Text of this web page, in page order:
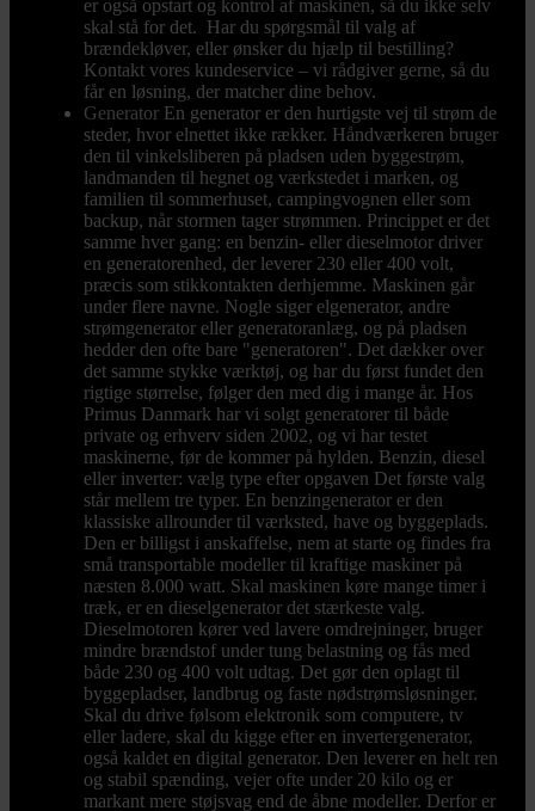
er også opstart og kontrol af maskinen, så du ikke selv
skal stå for det. Har du spørgsmål til valg af
brændekløver, eller ønsker du hjælp til bestilling?
Kontakt vores kundeservice – vi rådgiver gerne, så du
får en løsning, der matcher dine behov.
Generator En generator er den hurtigste vej til strøm de
steder, hvor elnettet ikke rækker. Håndværkeren bruger
den til vinkelsliberen på pladsen uden byggestrøm,
landmanden til hegnet og værkstedet i marken, og
familien til sommerhuset, campingvognen eller som
backup, når stormen tager strømmen. Princippet er det
samme hver gang: en benzin- eller dieselmotor driver
en generatorenhed, der leverer 230 eller 400 volt,
præcis som stikkontakten derhjemme. Maskinen går
under flere navne. Nogle siger elgenerator, andre
strømgenerator eller generatoranlæg, og på pladsen
hedder den ofte bare "generatoren". Det dækker over
det samme stykke værktøj, og har du først fundet den
rigtige størrelse, følger den med dig i mange år. Hos
Primus Danmark har vi solgt generatorer til både
private og erhverv siden 2002, og vi har testet
maskinerne, før de kommer på hylden. Benzin, diesel
eller inverter: vælg type efter opgaven Det første valg
står mellem tre typer. En benzingenerator er den
klassiske allrounder til værksted, have og byggeplads.
Den er billigst i anskaffelse, nem at starte og findes fra
små transportable modeller til kraftige maskiner på
næsten 8.000 watt. Skal maskinen køre mange timer i
træk, er en dieselgenerator det stærkeste valg.
Dieselmotoren kører ved lavere omdrejninger, bruger
mindre brændstof under tung belastning og fås med
både 230 og 400 volt udtag. Det gør den oplagt til
byggepladser, landbrug og faste nødstrømsløsninger.
Skal du drive følsom elektronik som computere, tv
eller ladere, skal du kigge efter en invertergenerator,
også kaldet en digital generator. Den leverer en helt ren
og stabil spænding, vejer ofte under 20 kilo og er
markant mere støjsvag end de åbne modeller. Derfor er